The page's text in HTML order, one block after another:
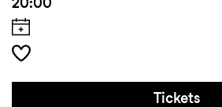
Tickets